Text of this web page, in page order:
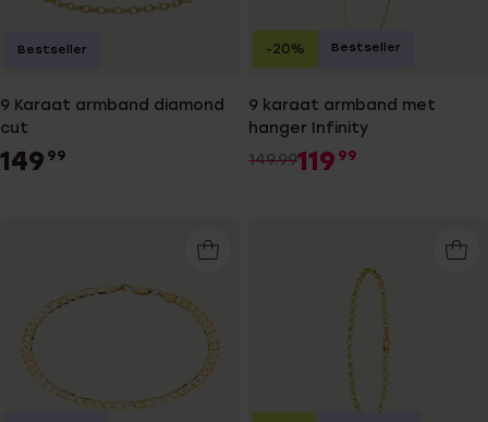
9 Karaat armband diamond
cut
149 99
Bestseller
9 karaat armband met
hanger Infinity
149.99119 99
-20% Bestseller